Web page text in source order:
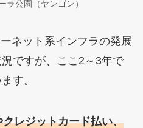
ラ公園（ヤンゴン）
ネット系インフラの発展
ですが、ここ2～3年で
す。
レジットカード払い、